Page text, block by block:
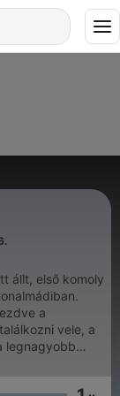
állt, első komoly
a
vele, a
legnagyobb